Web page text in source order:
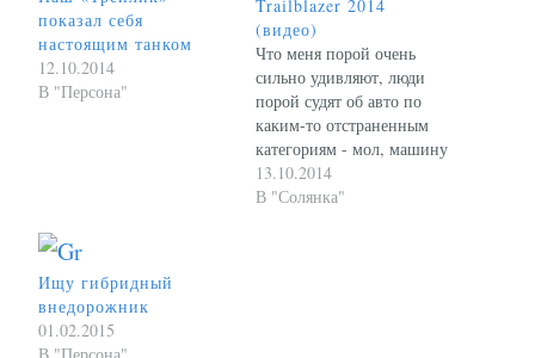
показал себя
настоящим танком
12.10.2014
В "Персона"
Trailblazer 2014
(видео)
Что меня порой очень
сильно удивляют, люди
порой судят об авто по
каким-то отстраненным
категориям - мол, машину
позиционируют как SUV,
это не внедорожник, а
13.10.2014
В "Солянка"
Ищу гибридный
внедорожник
01.02.2015